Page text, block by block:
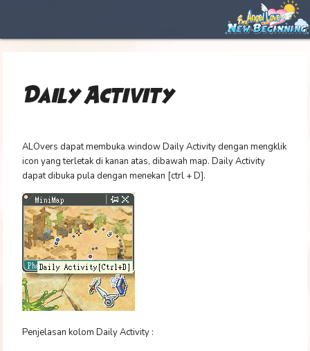
Daily Activity
ALOvers dapat membuka window Daily Activity dengan mengklik
icon yang terletak di kanan atas, dibawah map. Daily Activity
dapat dibuka pula dengan menekan [ctrl + D].
Penjelasan kolom Daily Activity :